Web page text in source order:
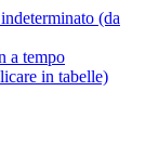
(da
a tempo
in tabelle)